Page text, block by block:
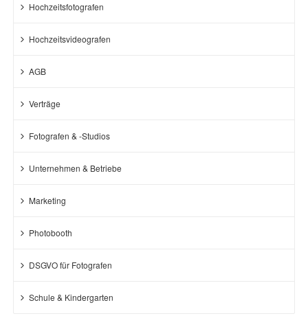
Hochzeitsfotografen
Hochzeitsvideografen
AGB
Verträge
Fotografen & -Studios
Unternehmen & Betriebe
Marketing
Photobooth
DSGVO für Fotografen
Schule & Kindergarten